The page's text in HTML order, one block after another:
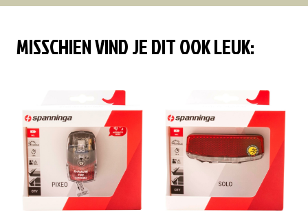
MISSCHIEN VIND JE DIT OOK LEUK: